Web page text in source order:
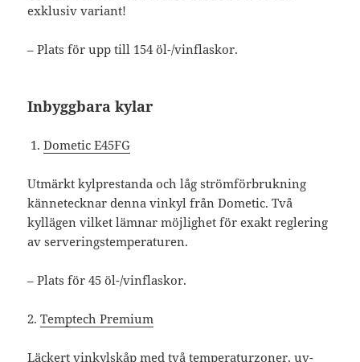
exklusiv variant!
– Plats för upp till 154 öl-/vinflaskor.
Inbyggbara kylar
Dometic E45FG
Utmärkt kylprestanda och låg strömförbrukning
kännetecknar denna vinkyl från Dometic. Två
kyllägen vilket lämnar möjlighet för exakt reglering
av serveringstemperaturen.
– Plats för 45 öl-/vinflaskor.
2.Temptech Premium
Läckert vinkylskåp med två temperaturzoner, uv-